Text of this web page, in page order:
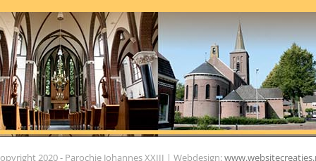
2020 - Parochie Johannes XXIII | Webdesign: